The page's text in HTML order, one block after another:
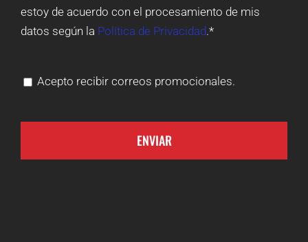
estoy de acuerdo con el procesamiento de mis
datos según la Política de Privacidad.*
Acepto recibir correos promocionales.